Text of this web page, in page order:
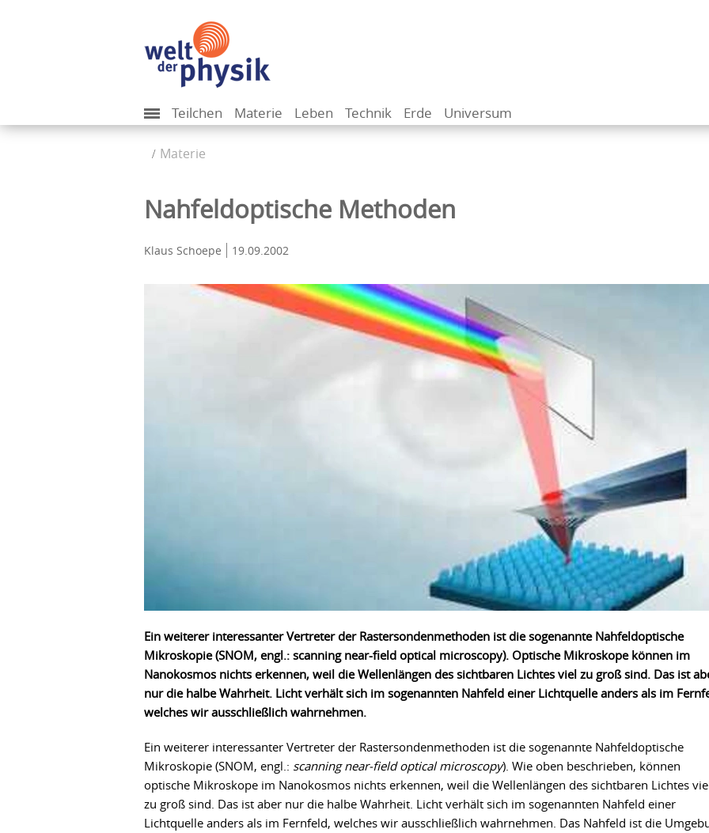
Teilchen Materie Leben Technik Erde Universum
Materie
Nahfeldoptische Methoden
Klaus Schoepe 19.09.2002
Ein weiterer interessanter Vertreter der Rastersondenmethoden ist die sogenannte Nahfeldoptische
Mikroskopie (SNOM, engl.: scanning near-field optical microscopy). Optische Mikroskope können im
Nanokosmos nichts erkennen, weil die Wellenlängen des sichtbaren Lichtes viel zu groß sind. Das ist
nur die halbe Wahrheit. Licht verhält sich im sogenannten Nahfeld einer Lichtquelle anders als im
welches wir ausschließlich wahrnehmen.
Ein weiterer interessanter Vertreter der Rastersondenmethoden ist die sogenannte Nahfeldoptische
Mikroskopie (SNOM, engl.: scanning near-field optical microscopy). Wie oben beschrieben, können
optische Mikroskope im Nanokosmos nichts erkennen, weil die Wellenlängen des sichtbaren Lichtes
zu groß sind. Das ist aber nur die halbe Wahrheit. Licht verhält sich im sogenannten Nahfeld einer
Lichtquelle anders als im Fernfeld, welches wir ausschließlich wahrnehmen. Das Nahfeld ist die